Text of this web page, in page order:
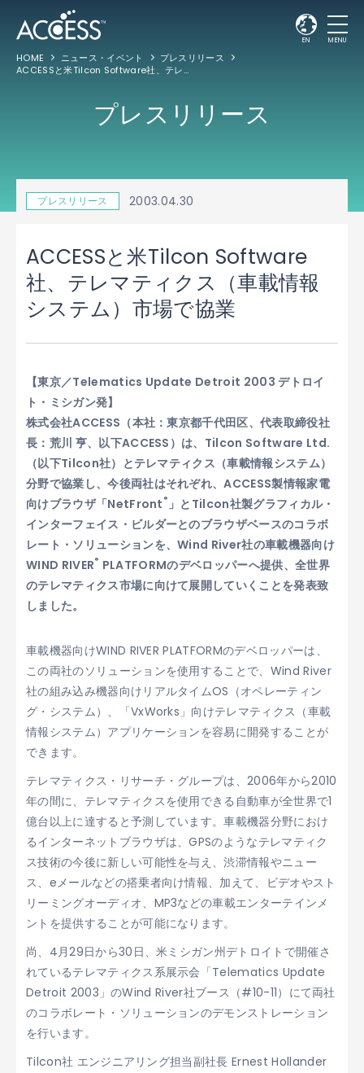
EN MENU
HOME ニュース・イベント
プレスリリース
ACCESSと米Tilcon Software社、テレマティクス（車載情報システム）市場で協業
プレスリリース
プレスリリース 2003.04.30
ACCESSと米Tilcon Software
社、テレマティクス（車載情報
システム）市場で協業
【東京／Telematics Update Detroit 2003 デトロイ
ト・ミシガン発】
株式会社ACCESS（本社：東京都千代田区、代表取締役社
長：荒川 亨、以下ACCESS）は、Tilcon Software Ltd.
（以下Tilcon社）とテレマティクス（車載情報システム）
分野で協業し、今後両社はそれぞれ、ACCESS製情報家電
向けブラウザ「NetFront ®」とTilcon社製グラフィカル・
インターフェイス・ビルダーとのブラウザベースのコラボ
レート・ソリューションを、Wind River社の車載機器向け
WIND RIVER® PLATFORMのデベロッパーへ提供、全世界
のテレマティクス市場に向けて展開していくことを発表致
しました。
車載機器向けWIND RIVER PLATFORMのデベロッパーは、
この両社のソリューションを使用することで、Wind River
社の組み込み機器向けリアルタイムOS（オペレーティン
グ・システム）、「VxWorks」向けテレマティクス（車載
情報システム）アプリケーションを容易に開発することが
できます。
テレマティクス・リサーチ・グループは、2006年から2010
年の間に、テレマティクスを使用できる自動車が全世界で1
億台以上に達すると予測しています。車載機器分野におけ
るインターネットブラウザは、GPSのようなテレマティク
ス技術の今後に新しい可能性を与え、渋滞情報やニュー
ス、eメールなどの搭乗者向け情報、加えて、ビデオやスト
リーミングオーディオ、MP3などの車載エンターテインメ
ントを提供することが可能になります。
尚、4月29日から30日、米ミシガン州デトロイトで開催さ
れているテレマティクス系展示会「Telematics Update
Detroit 2003」のWind River社ブース（#10-11）にて両社
のコラボレート・ソリューションのデモンストレーション
を行います。
Tilcon社 エンジニアリング担当副社長 Ernest Hollander